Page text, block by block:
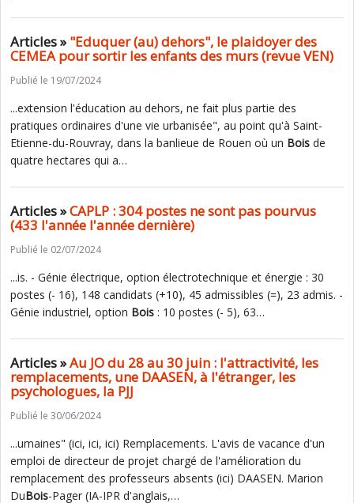
Articles »"Eduquer (au) dehors", le plaidoyer des
CEMEA pour sortir les enfants des murs (revue VEN)
Publié le 19/07/2024
...extension l'éducation au dehors, ne fait plus partie des
pratiques ordinaires d'une vie urbanisée", au point qu'à Saint-
Etienne-du-Rouvray, dans la banlieue de Rouen où un Bois de
quatre hectares qui a…
Articles »CAPLP : 304 postes ne sont pas pourvus
(433 l'année l'année dernière)
Publié le 02/07/2024
...is. - Génie électrique, option électrotechnique et énergie : 30
postes (- 16), 148 candidats (+10), 45 admissibles (=), 23 admis. -
Génie industriel, option Bois : 10 postes (- 5), 63…
Articles »Au JO du 28 au 30 juin : l'attractivité, les
remplacements, une DAASEN, à l'étranger, les
psychologues, la PJJ
Publié le 30/06/2024
...umaines" (ici, ici, ici) Remplacements. L'avis de vacance d'un
emploi de directeur de projet chargé de l'amélioration du
remplacement des professeurs absents (ici) DAASEN. Marion
DuBois-Pager (IA-IPR d'anglais,…